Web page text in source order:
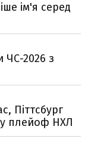
ім'я серед
ЧС-2026 з
Піттсбург
у плейоф НХЛ